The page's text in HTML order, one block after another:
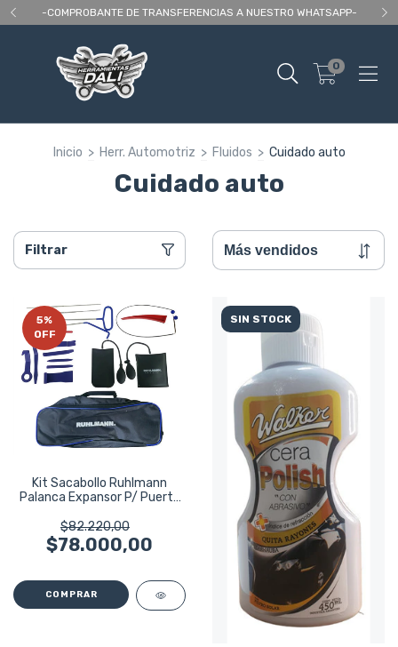
-COMPROBANTE DE TRANSFERENCIAS A NUESTRO WHATSAPP-
0
Inicio > Herr. Automotriz > Fluidos > Cuidado auto
Cuidado auto
Filtrar
5%
OFF
Kit Sacabollo Ruhlmann
Palanca Expansor P/ Puerta
$82.220,00
$78.000,00
SIN STOCK